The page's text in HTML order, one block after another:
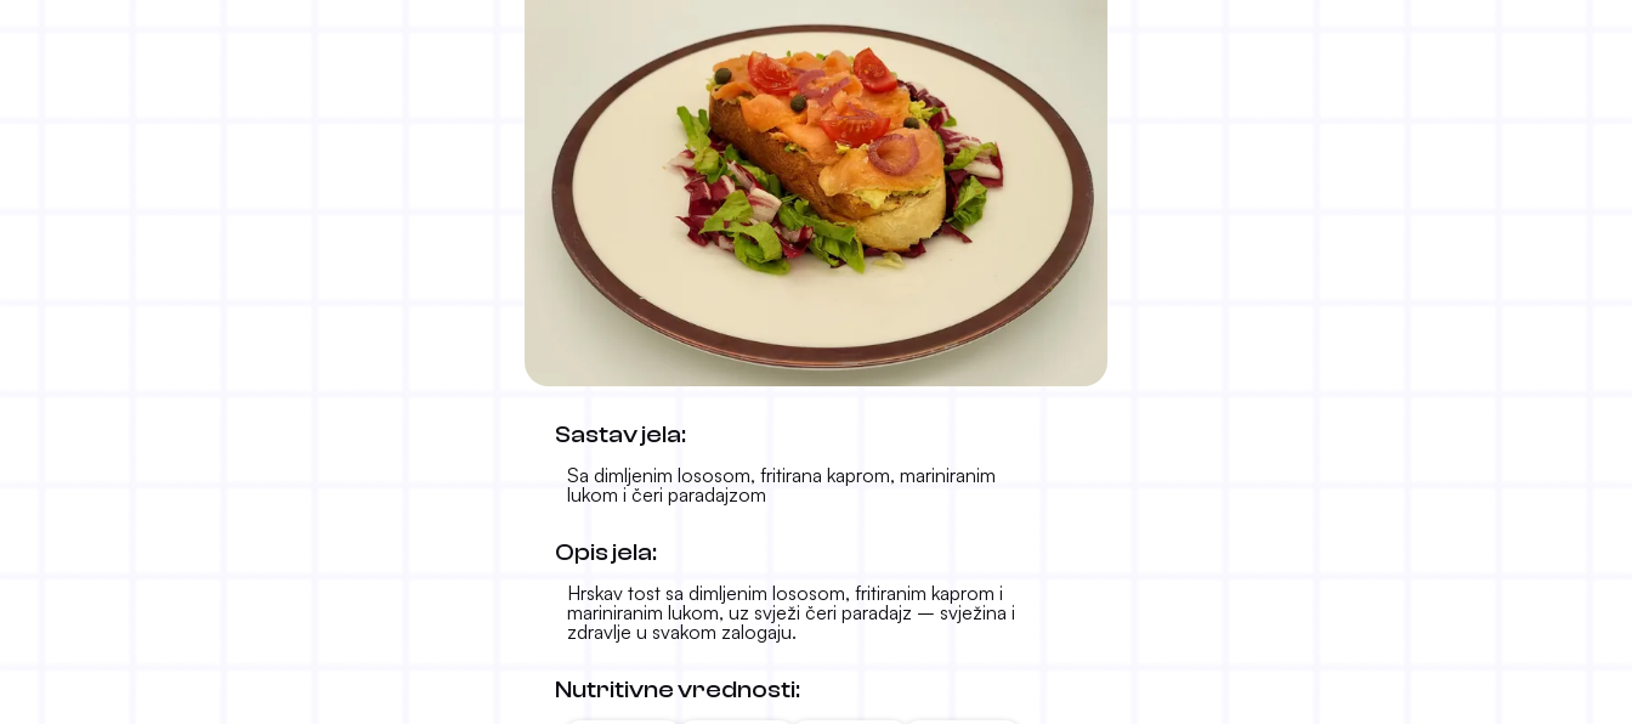
Avokado tost
Sastav jela:
Sa dimljenim lososom, fritirana kaprom, mariniranim
lukom i čeri paradajzom
Opis jela:
Hrskav tost sa dimljenim lososom, fritiranim kaprom i
mariniranim lukom, uz svježi čeri paradajz – svježina i
zdravlje u svakom zalogaju.
Nutritivne vrednosti: